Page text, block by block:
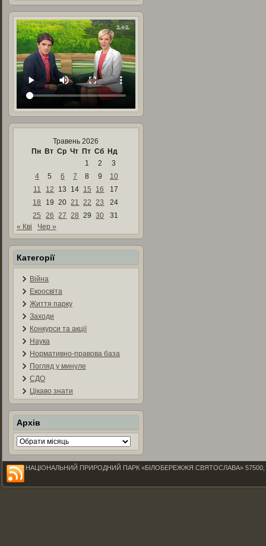
Травень 2026
Пн Вт Ср Чт Пт Сб Нд
1
2
3
4
5 6 7 8 9
10
11
12 13 14 15 16
17
18
19 20 21 22 23
24
25
26 27 28 29 30
31
« Кві
Чер »
Категорії
Війна
Екоосвіта
Життя парку
Заходи
Конкурси та акції
Наука
Нормативно-правова база
Погляд у минуле
СДО
Цікаво знати
Архів
Архів
НАЦІОНАЛЬНИЙ ПРИРОДНИЙ ПАРК «БІЛОБЕРЕЖЖЯ СВЯТОСЛАВА» 57500,